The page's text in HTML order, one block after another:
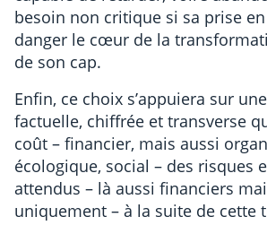
besoin non critique si sa prise
danger le cœur de la
de son cap.
Enfin, ce choix s’appuiera sur
factuelle, chiffrée et transverse
coût – financier, mais aussi
écologique, social – des risques
attendus – là aussi financiers
uniquement – à la suite de cette